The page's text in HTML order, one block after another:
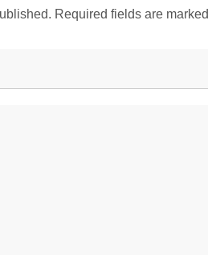
Required fields are marked